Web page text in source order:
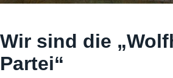
Wir sind die
Partei“